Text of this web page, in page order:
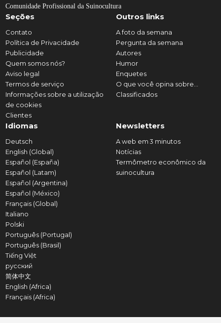
Comunidade Profissional da Suinocultura
Seções
Contato
Política de Privacidade
Publicidade
Quem somos nós?
Aviso legal
Termos de serviço
Informações sobre a utilização
de cookies
Clientes
Outros links
A foto da semana
Pergunta da semana
Autores
Humor
Enquetes
O que você opina sobre...
Classificados
Idiomas
Deutsch
English (Global)
Español (España)
Español (Latam)
Español (Argentina)
Español (México)
Français (Global)
Italiano
Polski
Português (Portugal)
Português (Brasil)
Tiếng Việt
русский
简体中文
English (Africa)
Français (Africa)
Newsletters
A web em 3 minutos
Notícias
Termômetro econômico da
suinocultura